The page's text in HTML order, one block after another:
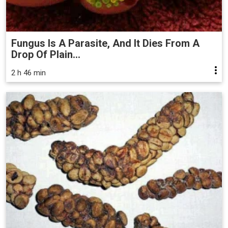
Fungus Is A Parasite, And It Dies From A
Drop Of Plain...
2 h 46 min